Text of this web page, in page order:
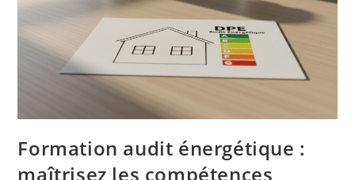
Formation audit énergétique :
maîtrisez les compétences